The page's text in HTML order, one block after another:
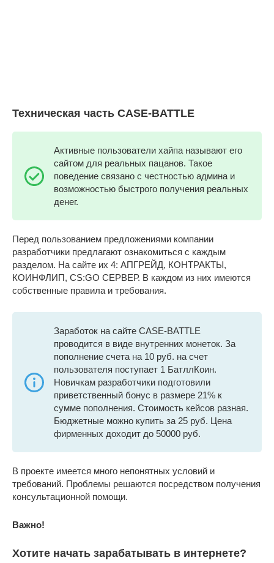
Техническая часть CASE-BATTLE
Активные пользователи хайпа называют его
сайтом для реальных пацанов. Такое
поведение связано с честностью админа и
возможностью быстрого получения реальных
денег.
Перед пользованием предложениями компании
разработчики предлагают ознакомиться с каждым
разделом. На сайте их 4: АПГРЕЙД, КОНТРАКТЫ,
КОИНФЛИП, CS:GO СЕРВЕР. В каждом из них имеются
собственные правила и требования.
Заработок на сайте CASE-BATTLE
проводится в виде внутренних монеток. За
пополнение счета на 10 руб. на счет
пользователя поступает 1 БатллКоин.
Новичкам разработчики подготовили
приветственный бонус в размере 21% к
сумме пополнения. Стоимость кейсов разная.
Бюджетные можно купить за 25 руб. Цена
фирменных доходит до 50000 руб.
В проекте имеется много непонятных условий и
требований. Проблемы решаются посредством получения
консультационной помощи.
Важно!
Хотите начать зарабатывать в интернете?